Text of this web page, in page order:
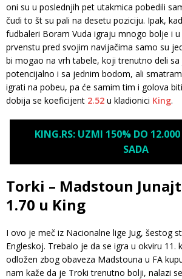
oni su u poslednjih pet utakmica pobedili
čudi to št su pali na desetu poziciju. Ipak,
fudbaleri Boram Vuda igraju mnogo bolje i
prvenstu pred svojim navijačima samo su
bi mogao na vrh tabele, koji trenutno deli
potencijalno i sa jednim bodom, ali
igrati na pobeu, pa će samim tim i golova
dobija se koeficijent 2.52 u kladionici King.
KING.RS: UZMI 150% DO 12.000
SADA
Torki – Madstoun
1.70 u King
I ovo je meč iz Nacionalne lige Jug, šestog
Engleskoj. Trebalo je da se igra u okviru 11.
odložen zbog obaveza Madstouna u FA
nam kaže da je Troki trenutno bolji, nalazi